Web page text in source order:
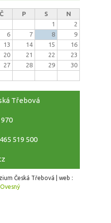
Č P S
N
1
2
6 7 8
9
13 14 15
16
20 21 22
23
27 28 29
30
Třebová
465 519 500
Česká Třebová | web :